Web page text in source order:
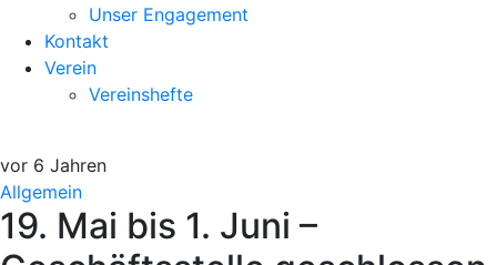
Unser Engagement
Kontakt
Verein
Vereinshefte
vor 6 Jahren
Allgemein
19. Mai bis 1. Juni –